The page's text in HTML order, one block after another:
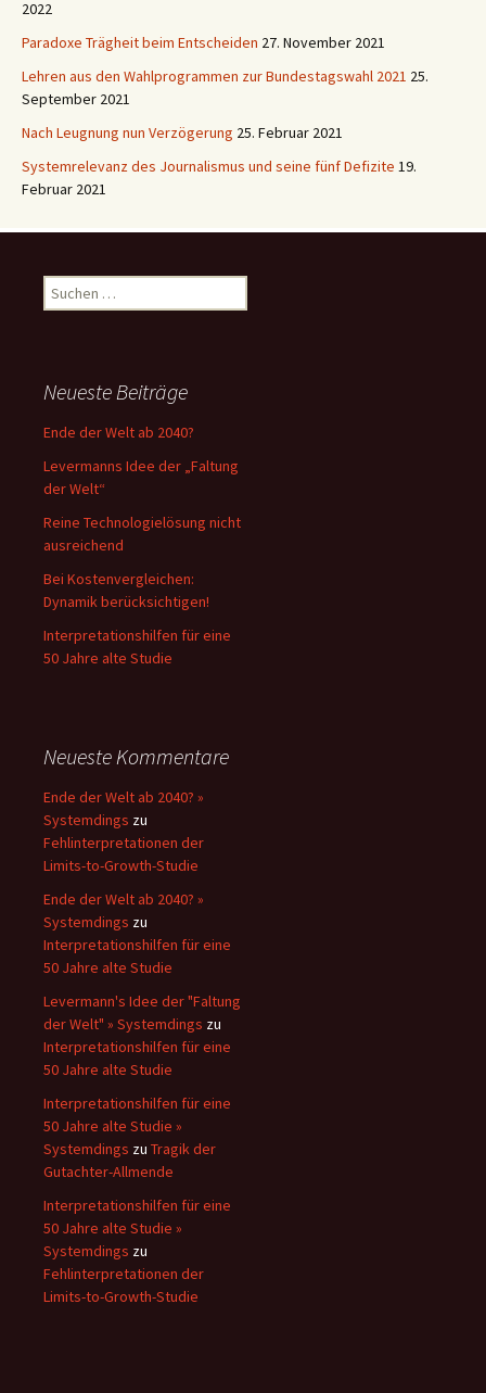
2022
Paradoxe Trägheit beim Entscheiden 27. November 2021
Lehren aus den Wahlprogrammen zur Bundestagswahl 2021 25.
September 2021
Nach Leugnung nun Verzögerung 25. Februar 2021
Systemrelevanz des Journalismus und seine fünf Defizite 19.
Februar 2021
Suchen
nach:
Neueste Beiträge
Ende der Welt ab 2040?
Levermanns Idee der „Faltung
der Welt“
Reine Technologielösung nicht
ausreichend
Bei Kostenvergleichen:
Dynamik berücksichtigen!
Interpretationshilfen für eine
50 Jahre alte Studie
Neueste Kommentare
Ende der Welt ab 2040? »
Systemdings zu
Fehlinterpretationen der
Limits-to-Growth-Studie
Ende der Welt ab 2040? »
Systemdings zu
Interpretationshilfen für eine
50 Jahre alte Studie
Levermann's Idee der "Faltung
der Welt" » Systemdings zu
Interpretationshilfen für eine
50 Jahre alte Studie
Interpretationshilfen für eine
50 Jahre alte Studie »
Systemdings zu Tragik der
Gutachter-Allmende
Interpretationshilfen für eine
50 Jahre alte Studie »
Systemdings zu
Fehlinterpretationen der
Limits-to-Growth-Studie